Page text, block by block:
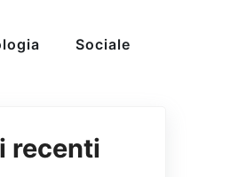
Sociale
recenti